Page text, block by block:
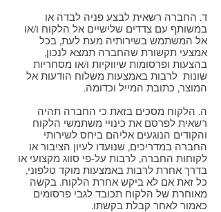
ד. החברה רשאית לבצע פניה לבדה או
במשותף עם צדדים שלישיים אל הלקוח ו/או
אל המשתמש בשירותיה מעת לעת, בכל
אמצעי תקשורת שהחברה תמצא לנכון,
בהצעות ופרסומות שיווקיות ו/או מסחריות
שונות לרבות באמצעות משלוח הודעות אל
המוצר, כתובת המייל וכדומה.
ה. הלקוח מסכים בזאת כי החברה תהיה
רשאית לפרסם את כינויי משתמשי הלקוח
והקודים הנוגעים אליהם ביחס לשירותי
החברה במדריכים, שנועדו לעיון הציבור או
לקוחות החברה, לרבות על-פי סווג מקצועי או
בדרך אחרת לרבות באמצעות מוקד טלפוני,
כל זאת אם לא ביקש אחרת הלקוח. בקשה
מאוחרת של הלקוח תכובד לגבי פרסומים
כאמור לאחר קבלת בקשתו.